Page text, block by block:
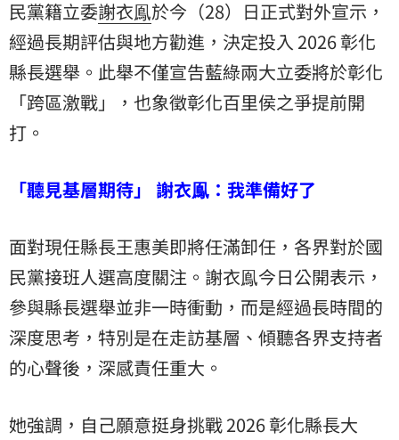
民黨籍立委謝衣鳯於今（28）日正式對外宣示，
經過長期評估與地方勸進，決定投入 2026彰化
縣長選舉 。此舉不僅宣告藍綠兩大立委將於彰化
「跨區激戰」，也象徵彰化百里侯之爭提前開
打。
「聽見基層期待」 謝衣鳯：我準備好了
面對現任縣長王惠美即將任滿卸任，各界對於國
民黨接班人選高度關注。謝衣鳯今日公開表示，
參與縣長選舉並非一時衝動，而是經過長時間的
深度思考，特別是在走訪基層、傾聽各界支持者
的心聲後，深感責任重大。
她強調，自己願意挺身挑戰 2026 彰化縣長大